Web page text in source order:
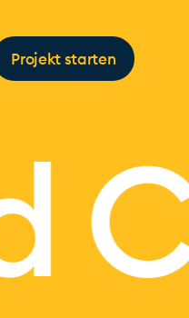
Projekt starten